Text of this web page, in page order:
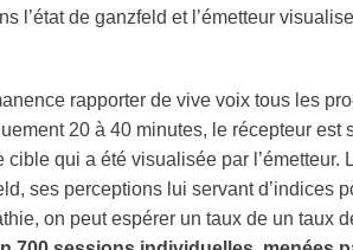
l’état de ganzfeld et l’émetteur
rapporter de vive voix tous les
20 à 40 minutes, le récepteur est
cible qui a été visualisée par l’émetteur.
, ses perceptions lui servant d’indices
, on peut espérer un taux de un taux